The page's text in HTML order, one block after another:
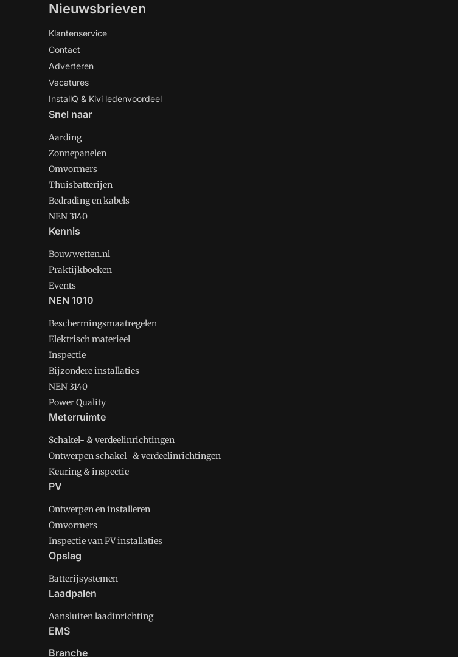
Nieuwsbrieven
Klantenservice
Contact
Adverteren
Vacatures
InstallQ & Kivi ledenvoordeel
Snel naar
Aarding
Zonnepanelen
Omvormers
Thuisbatterijen
Bedrading en kabels
NEN 3140
Kennis
Bouwwetten.nl
Praktijkboeken
Events
NEN 1010
Beschermingsmaatregelen
Elektrisch materieel
Inspectie
Bijzondere installaties
NEN 3140
Power Quality
Meterruimte
Schakel- & verdeelinrichtingen
Ontwerpen schakel- & verdeelinrichtingen
Keuring & inspectie
PV
Ontwerpen en installeren
Omvormers
Inspectie van PV installaties
Opslag
Batterijsystemen
Laadpalen
Aansluiten laadinrichting
EMS
Branche